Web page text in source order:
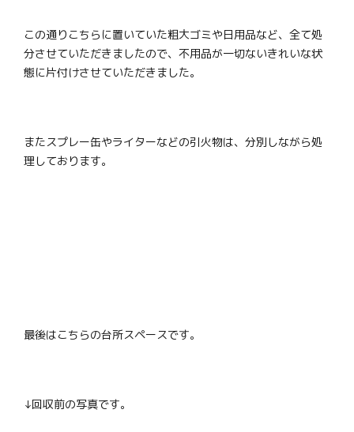
この通りこちらに置いていた粗大ゴミや日用品など、全て処
分させていただきましたので、不用品が一切ないきれいな状
態に片付けさせていただきました。
またスプレー缶やライターなどの引火物は、分別しながら処
理しております。
最後はこちらの台所スペースです。
↓回収前の写真です。